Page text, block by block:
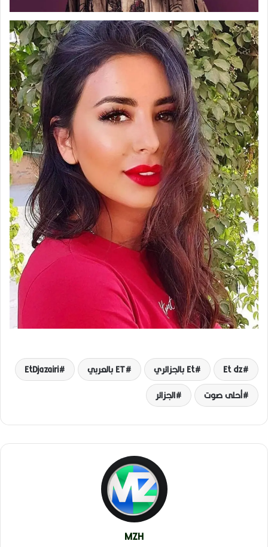
Et dz Et بالجزائري ET بالعربي
EtDjazairi
أحلى صوت
الجزائر
MZH